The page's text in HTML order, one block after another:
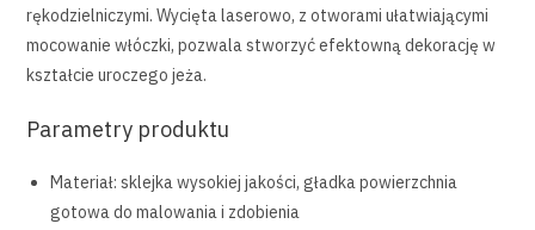
rękodzielniczymi. Wycięta laserowo, z otworami ułatwiającymi
mocowanie włóczki, pozwala stworzyć efektowną dekorację w
kształcie uroczego jeża.
Parametry produktu
Materiał: sklejka wysokiej jakości, gładka powierzchnia
gotowa do malowania i zdobienia